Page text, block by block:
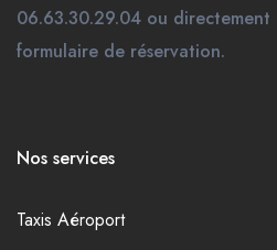
06.63.30.29.04 ou
formulaire de réservation.
Nos services
Taxis Aéroport